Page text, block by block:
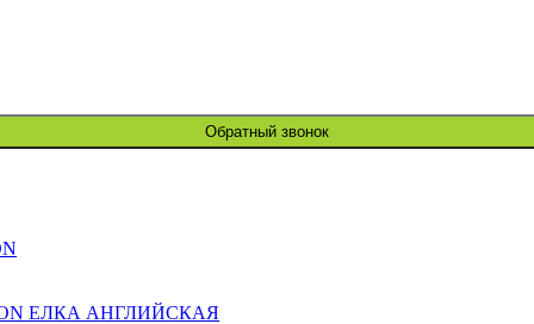
Обратный звонок
ЕЛКА АНГЛИЙСКАЯ